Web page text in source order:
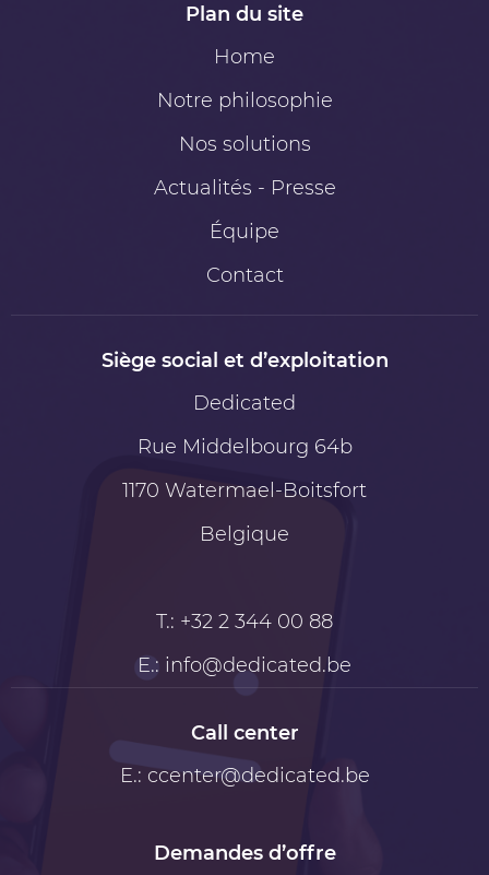
Plan du site
Home
Notre philosophie
Nos solutions
Actualités - Presse
Équipe
Contact
Siège social et d’exploitation
Dedicated
Rue Middelbourg 64b
1170 Watermael-Boitsfort
Belgique
T.: +32 2 344 00 88
E.: info@dedicated.be
Call center
E.: ccenter@dedicated.be
Demandes d’offre